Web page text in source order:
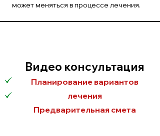
может меняться в процессе лечения.
Видео консультация
Планирование вариантов
лечения
Предварительная смета